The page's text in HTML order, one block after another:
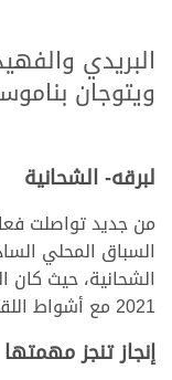
البريدي
ويتوجان
لبرقه- الشحانية
من جديد تواصلت
السباق المحلي
2021 مع أشواط اللقايا قبائل من نقطة الـ 5 كيلومترات.
إنجاز تنجز مهمتها